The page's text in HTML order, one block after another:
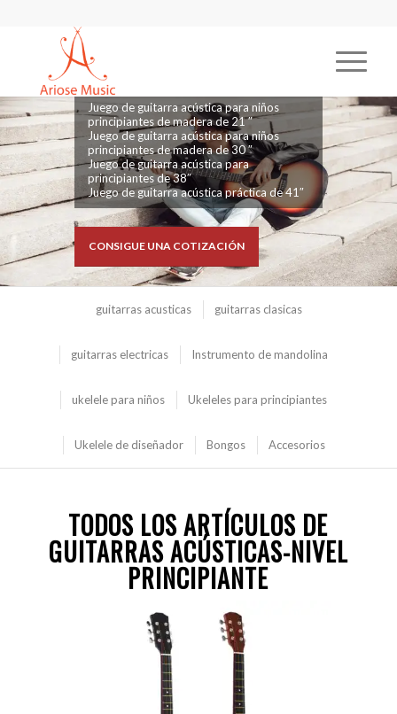
PRINCIPIANTES
Juego de guitarra acústica para niños
principiantes de madera de 21 ″
Juego de guitarra acústica para niños
principiantes de madera de 30 ″
Juego de guitarra acústica para
principiantes de 38″
Juego de guitarra acústica práctica de 41″
CONSIGUE UNA COTIZACIÓN
guitarras acusticas guitarras clasicas
guitarras electricas Instrumento de mandolina
ukelele para niños Ukeleles para principiantes
Ukelele de diseñador Bongos Accesorios
TODOS LOS ARTÍCULOS DE
GUITARRAS ACÚSTICAS-NIVEL
PRINCIPIANTE